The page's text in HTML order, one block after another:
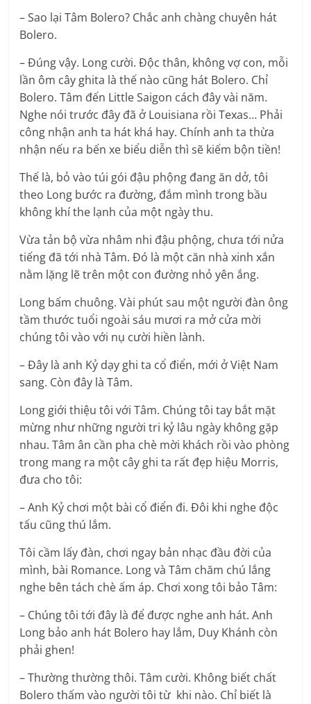
– Sao lại Tâm Bolero? Chắc anh chàng chuyên hát
Bolero.
– Đúng vậy. Long cười. Độc thân, không vợ con, mỗi
lần ôm cây ghita là thế nào cũng hát Bolero. Chỉ
Bolero. Tâm đến Little Saigon cách đây vài năm.
Nghe nói trước đây đã ở Louisiana rồi Texas… Phải
công nhận anh ta hát khá hay. Chính anh ta thừa
nhận nếu ra bến xe biểu diễn thì sẽ kiếm bộn tiền!
Thế là, bỏ vào túi gói đậu phộng đang ăn dở, tôi
theo Long bước ra đường, đắm mình trong bầu
không khí the lạnh của một ngày thu.
Vừa tản bộ vừa nhâm nhi đậu phộng, chưa tới nửa
tiếng đã tới nhà Tâm. Đó là một căn nhà xinh xắn
nằm lặng lẽ trên một con đường nhỏ yên ắng.
Long bấm chuông. Vài phút sau một người đàn ông
tầm thước tuổi ngoài sáu mươi ra mở cửa mời
chúng tôi vào với nụ cười hiền lành.
– Đây là anh Kỷ dạy ghi ta cổ điển, mới ở Việt Nam
sang. Còn đây là Tâm.
Long giới thiệu tôi với Tâm. Chúng tôi tay bắt mặt
mừng như những người tri kỷ lâu ngày không gặp
nhau. Tâm ân cần pha chè mời khách rồi vào phòng
trong mang ra một cây ghi ta rất đẹp hiệu Morris,
đưa cho tôi:
– Anh Kỷ chơi một bài cổ điển đi. Đôi khi nghe độc
tấu cũng thú lắm.
Tôi cầm lấy đàn, chơi ngay bản nhạc đầu đời của
mình, bài Romance. Long và Tâm chăm chú lắng
nghe bên tách chè ấm áp. Chơi xong tôi bảo Tâm:
– Chúng tôi tới đây là để được nghe anh hát. Anh
Long bảo anh hát Bolero hay lắm, Duy Khánh còn
phải ghen!
– Thường thường thôi. Tâm cười. Không biết chất
Bolero thấm vào người tôi từ khi nào. Chỉ biết là